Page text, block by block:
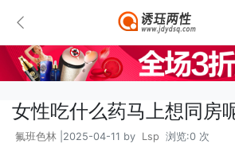
女性吃什么药马上想同房
氟班色林 |2025-04-11 by Lsp 浏览:0 次